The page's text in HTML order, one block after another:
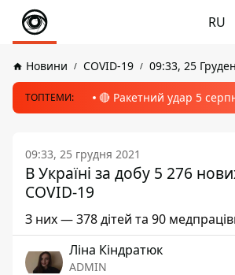
RU
Новини COVID-19 09:33, 25
ТОПТЕМИ: 🔴 Ракетний удар 5
09:33, 25 грудня 2021
В Україні за добу 5 276
COVID-19
З них — 378 дітей та 90
Ліна Кіндратюк
ADMIN